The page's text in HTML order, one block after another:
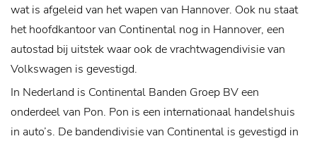
wat is afgeleid van het wapen van Hannover. Ook nu staat
het hoofdkantoor van Continental nog in Hannover, een
autostad bij uitstek waar ook de vrachtwagendivisie van
Volkswagen is gevestigd.
In Nederland is Continental Banden Groep BV een
onderdeel van Pon. Pon is een internationaal handelshuis
in auto’s. De bandendivisie van Continental is gevestigd in